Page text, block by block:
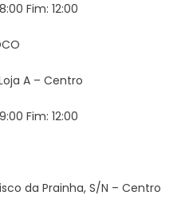
Fim: 12:00
A – Centro
Fim: 12:00
da Prainha, S/N – Centro